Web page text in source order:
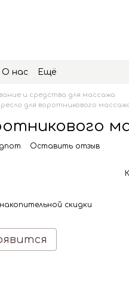
О нас Ещё
и средства для массажа
для воротникового
Оставить отзыв
скидки